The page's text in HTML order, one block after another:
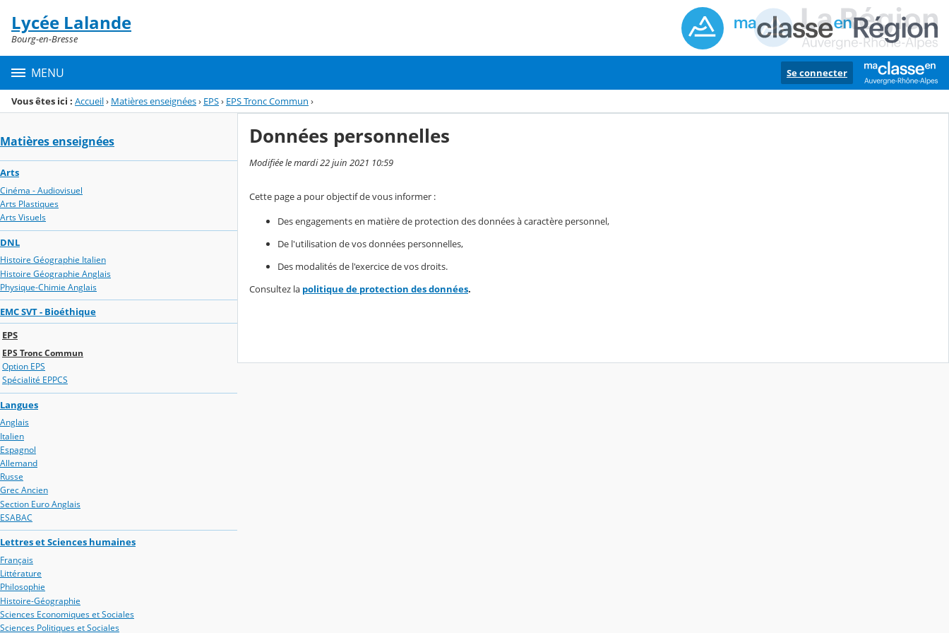
Menu de la rubrique
Contenu
Lycée Lalande
Bourg-en-Bresse
MENU Se connecter
Vous êtes ici : Accueil› Matières enseignées› EPS› EPS Tronc Commun ›
Matières enseignées
Arts
Cinéma - Audiovisuel
Arts Plastiques
Arts Visuels
DNL
Histoire Géographie Italien
Histoire Géographie Anglais
Physique-Chimie Anglais
EMC SVT - Bioéthique
EPS
EPS Tronc Commun
Option EPS
Spécialité EPPCS
Langues
Anglais
Italien
Espagnol
Allemand
Russe
Grec Ancien
Section Euro Anglais
ESABAC
Lettres et Sciences humaines
Français
Littérature
Philosophie
Histoire-Géographie
Sciences Economiques et Sociales
Sciences Politiques et Sociales
Données personnelles
Modifiée le mardi 22 juin 2021 10:59
Cette page a pour objectif de vous informer :
Des engagements en matière de protection des données à caractère personnel,
De l'utilisation de vos données personnelles,
Des modalités de l'exercice de vos droits.
Consultez la politique de protection des données.